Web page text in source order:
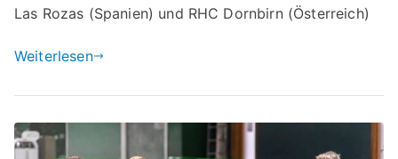
Las Rozas (Spanien) und RHC Dornbirn (Österreich)
Weiterlesen